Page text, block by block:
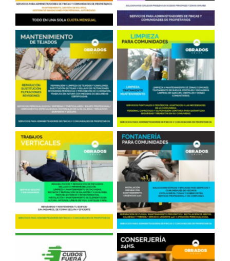
Reparación de Tejados
en Madrid
Limpieza en
Comunidades
Trabajos Verticales
Fontanero, comunidades
de vecinos